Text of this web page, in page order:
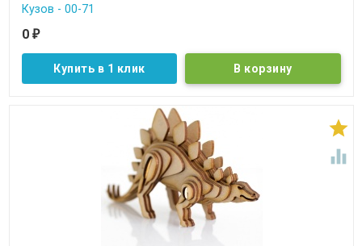
Кузов - 00-71
0 ₽
Купить в 1 клик

